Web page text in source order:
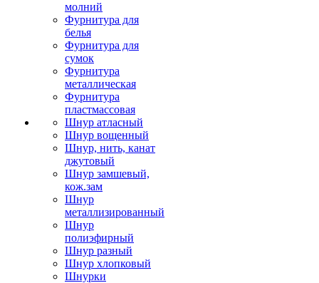
молний
Фурнитура для
белья
Фурнитура для
сумок
Фурнитура
металлическая
Фурнитура
пластмассовая
Шнур атласный
Шнур вощенный
Шнур, нить, канат
джутовый
Шнур замшевый,
кож.зам
Шнур
металлизированный
Шнур
полиэфирный
Шнур разный
Шнур хлопковый
Шнурки